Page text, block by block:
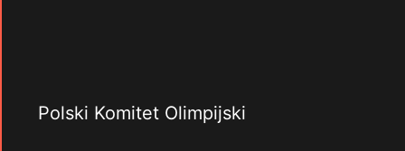
Polski Komitet Olimpijski